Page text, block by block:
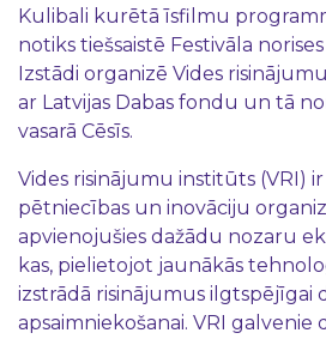
Kulibali kurētā īsfilmu
notiks tiešsaistē Festivāla norises
Izstādi organizē Vides
ar Latvijas Dabas fondu un tā
vasarā Cēsīs.
Vides risinājumu institūts (VRI)
pētniecības un inovāciju
apvienojušies dažādu nozaru
kas, pielietojot jaunākās
izstrādā risinājumus ilgtspējīgai
apsaimniekošanai. VRI galvenie